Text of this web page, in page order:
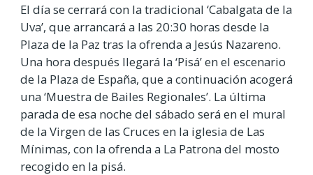
El día se cerrará con la tradicional ‘Cabalgata de la
Uva’, que arrancará a las 20:30 horas desde la
Plaza de la Paz tras la ofrenda a Jesús Nazareno.
Una hora después llegará la ‘Pisá’ en el escenario
de la Plaza de España, que a continuación acogerá
una ‘Muestra de Bailes Regionales’. La última
parada de esa noche del sábado será en el mural
de la Virgen de las Cruces en la iglesia de Las
Mínimas, con la ofrenda a La Patrona del mosto
recogido en la pisá.